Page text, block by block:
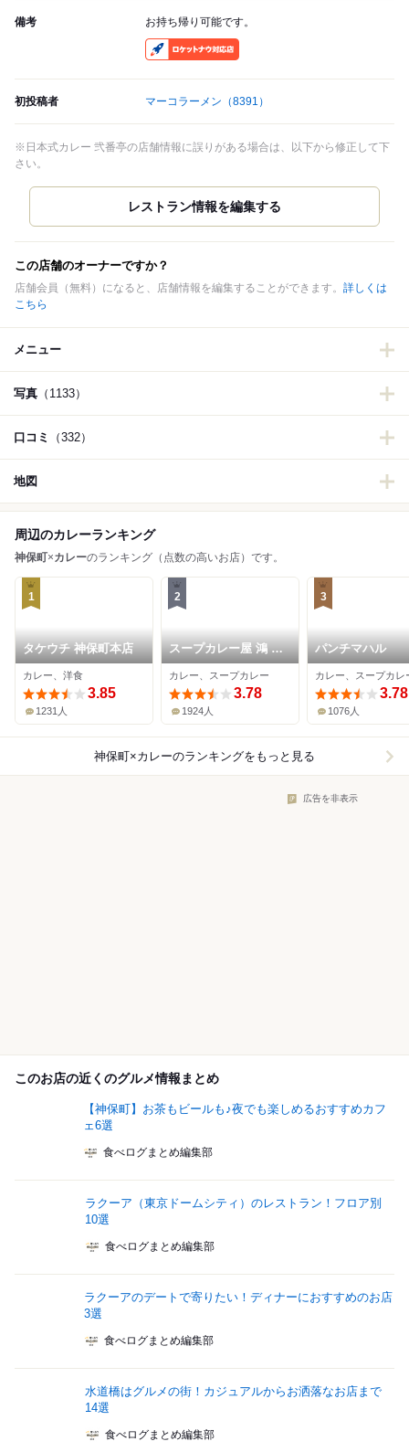
備考
お持ち帰り可能です。
初投稿者 マーコラーメン （8391）
※日本式カレー 弐番亭の店舗情報に誤りがある場合は、以下から修正して下
さい。
この店舗のオーナーですか？
店舗会員（無料）になると、店舗情報を編集することができます。 詳しくは
こちら
メニュー
写真 （1133）
口コミ （332）
地図
周辺のカレーランキング
神保町×カレーのランキング（点数の高いお店）です。
1
タケウチ 神保町本店
カレー、洋食
3.85
1231人
2
スープカレー屋 鴻 神
田駿河台店
カレー、スープカレー
3.78
1924人
3
パンチマハル
カレー、スープカレ
3.78
1076人
神保町×カレーのランキングをもっと見る
広告を非表示
このお店の近くのグルメ情報まとめ
【神保町】お茶もビールも♪夜でも楽しめるおすすめカフ
ェ6選
食べログまとめ編集部
ラクーア（東京ドームシティ）のレストラン！フロア別
10選
食べログまとめ編集部
ラクーアのデートで寄りたい！ディナーにおすすめのお店
3選
食べログまとめ編集部
水道橋はグルメの街！カジュアルからお洒落なお店まで
14選
食べログまとめ編集部